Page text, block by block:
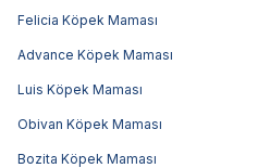
Felicia Köpek Maması
Advance Köpek Maması
Luis Köpek Maması
Obivan Köpek Maması
Bozita Köpek Maması